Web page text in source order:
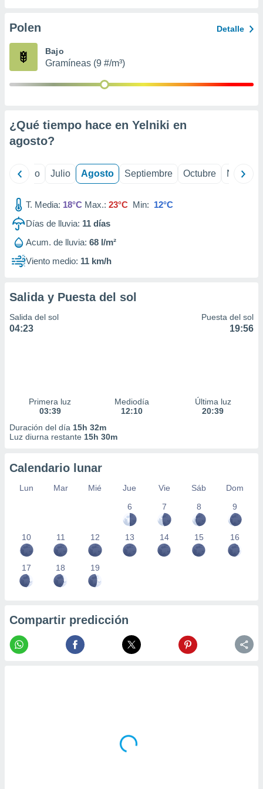
e
mediante
de
1199
Polen Detalle
Bajo
Gramíneas (9 #/m³)
¿Qué tiempo hace en Yelniki en
agosto?
Junio Julio Agosto Septiembre Octubre
T. Media: 18°C Max.: 23°C Min: 12°C
Días de lluvia: 11 días
Acum. de lluvia: 68 l/m²
Viento medio: 11 km/h
Salida y Puesta del sol
Salida del sol
04:23
Puesta del sol
19:56
Primera luz
03:39
Mediodía
12:10
Última luz
20:39
Duración del día 15h 32m
Luz diurna restante 15h 30m
Calendario lunar
Lun Mar Mié Jue Vie Sáb
Dom
6
7 8 9
10 11 12 13 14 15 16
17 18 19
Compartir predicción